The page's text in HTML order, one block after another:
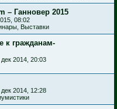
– Ганновер 2015
08:02
Выставки
к гражданам-
дек 2014, 20:03
дек 2014, 12:28